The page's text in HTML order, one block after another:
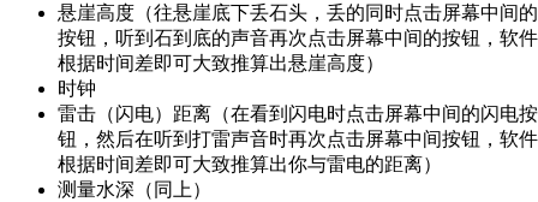
悬崖高度（往悬崖底下丢石头，丢的同时点击屏幕中间的
按钮，听到石到底的声音再次点击屏幕中间的按钮，软件
根据时间差即可大致推算出悬崖高度）
时钟
雷击（闪电）距离（在看到闪电时点击屏幕中间的闪电按
钮，然后在听到打雷声音时再次点击屏幕中间按钮，软件
根据时间差即可大致推算出你与雷电的距离）
测量水深（同上）